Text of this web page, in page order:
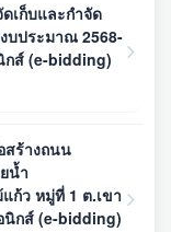
เก็บและกำจัด
บประมาณ 2568-
กส์ (e-bidding)
สร้างถนน
น้ำ
ก้ว หมู่ที่ 1 ต.เขา
นิกส์ (e-bidding)